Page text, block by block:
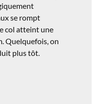
se rompt
col atteint une
Quelquefois, on
plus tôt.